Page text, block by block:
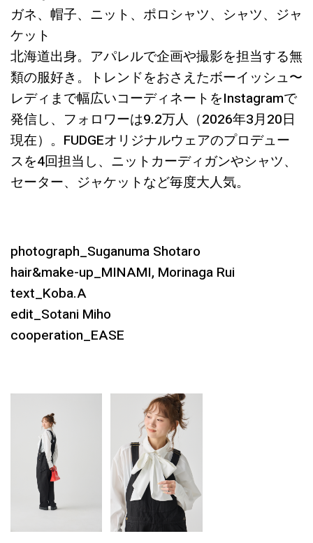
ガネ、帽子、ニット、ポロシャツ、シャツ、ジャ
ケット
北海道出身。アパレルで企画や撮影を担当する無
類の服好き。トレンドをおさえたボーイッシュ〜
レディまで幅広いコーディネートをInstagramで
発信し、フォロワーは9.2万人（2026年3月20日
現在）。FUDGEオリジナルウェアのプロデュー
スを4回担当し、ニットカーディガンやシャツ、
セーター、ジャケットなど毎度大人気。
photograph_Suganuma Shotaro
hair&make-up_MINAMI, Morinaga Rui
text_Koba.A
edit_Sotani Miho
cooperation_EASE